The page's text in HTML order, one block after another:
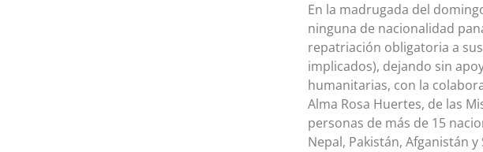
En la madrugada del
ninguna de nacionalidad
repatriación obligatoria a
implicados), dejando sin
humanitarias, con la
Alma Rosa Huertes, de las
personas de más de 15
Nepal, Pakistán, Afganistán